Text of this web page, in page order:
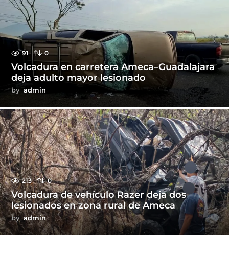
91 0
Volcadura en carretera Ameca–Guadalajara
deja adulto mayor lesionado
by admin
213 0
Volcadura de vehículo Razer deja dos
lesionados en zona rural de Ameca
by admin